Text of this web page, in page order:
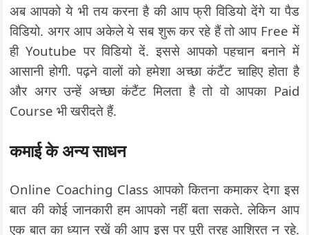
अब आपको ये भी तय करना है की आप फ्री विडियो देंगे या पैड
विडियो. अगर आप अकेले ये सब शुरू कर रहे हैं तो आप Free में
ही Youtube पर विडियो दें. इससे आपको पहचान बनाने में
आसानी होगी. पढ़ने वालों को हमेशा अच्छा कंटैंट चाहिए होता है
और अगर उन्हें अच्छा कंटैंट मिलता है तो वो आपका Paid
Course भी खरीदते हैं.
कमाई के अन्य साधन
Online Coaching Class आपको कितना कमाकर देगा इस
बात की कोई जानकारी हम आपको नहीं बता सकते. लेकिन आप
एक बात का ध्यान रखें की आप इस पर पूरी तरह आश्रित न रहे.